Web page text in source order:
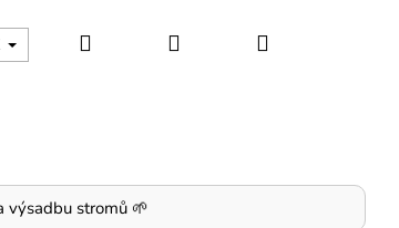
DĚTI Hledat PřihlášeníNákupní
výsadbu stromů 🌱